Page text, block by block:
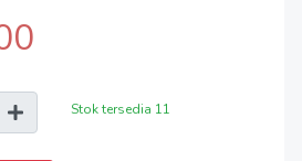
Stok tersedia 11